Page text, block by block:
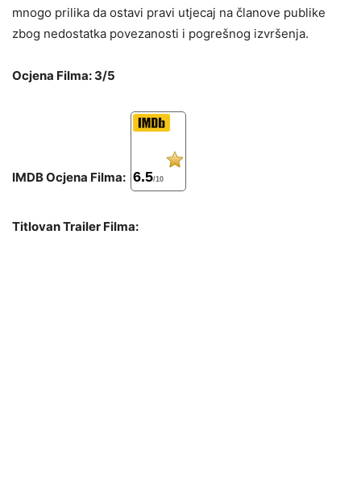
mnogo prilika da ostavi pravi utjecaj na članove publike
zbog nedostatka povezanosti i pogrešnog izvršenja.
Ocjena Filma: 3/5
IMDB Ocjena Filma: 6.5/10
Titlovan Trailer Filma: